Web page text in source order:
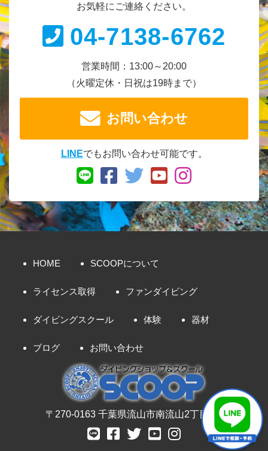
お気軽にご連絡ください。
04-7138-6762
営業時間：13:00～20:00
（火曜定休・日祝は19時まで）
お問い合わせ
LINEでもお問い合わせ可能です。
HOME SCOOPについて
ライセンス取得 ファンダイビング
ダイビングスクール 体験 器材
ブログ お問い合わせ
〒270-0163 千葉県流山市南流山2丁目8-7